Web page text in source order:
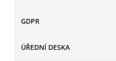
GDPR
ÚŘEDNÍ DESKA